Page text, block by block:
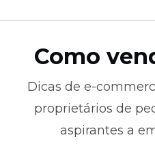
Como
Dicas de e-
proprietários de
aspirantes a